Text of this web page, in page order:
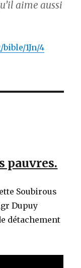
aime aussi
1Jn/4
pauvres.
Soubirous
Dupuy
détachement